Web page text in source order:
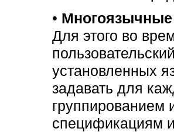
•
Для этого во
установленных
задавать для
группированием
спецификациям